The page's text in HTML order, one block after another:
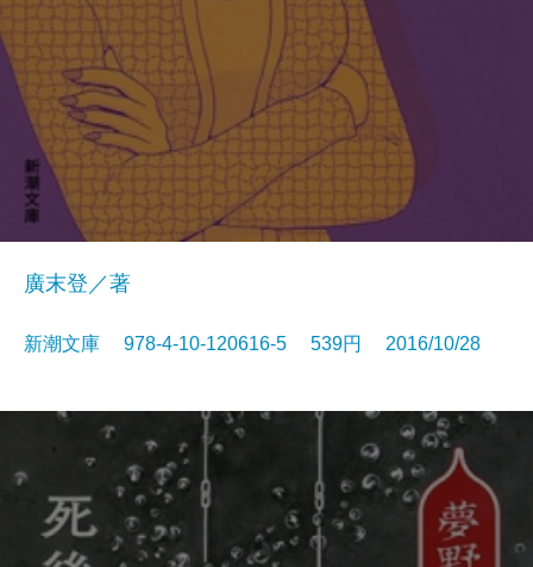
廣末登／著
新潮文庫 978-4-10-120616-5 539円 2016/10/28